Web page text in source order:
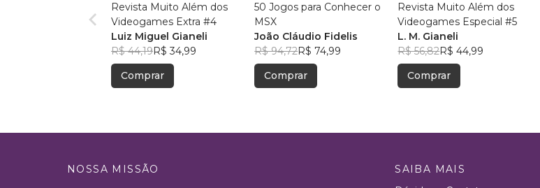
Revista Muito Além dos
Videogames Extra #4
Luiz Miguel Gianeli
R$ 44,19R$ 34,99
Comprar
50 Jogos para Conhecer o
MSX
João Cláudio Fidelis
R$ 94,72R$ 74,99
Comprar
Revista Muito Além dos
Videogames Especial #5
L. M. Gianeli
R$ 56,82R$ 44,99
Comprar
NOSSA MISSÃO
SAIBA MAIS